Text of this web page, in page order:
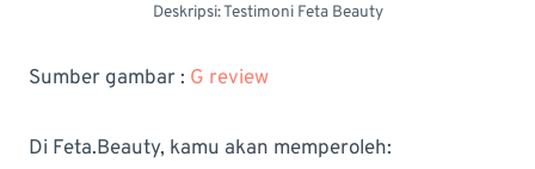
Deskripsi: Testimoni Feta Beauty
Sumber gambar : G review
Di Feta.Beauty, kamu akan memperoleh: